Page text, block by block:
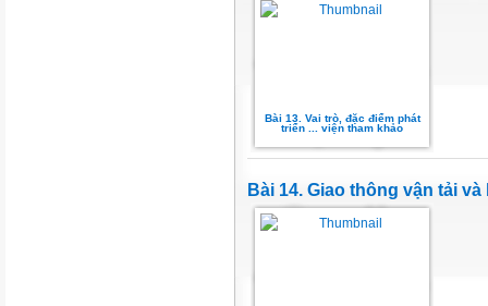
Bài 13. Vai trò, đặc điểm phát
triển ... viện tham khảo
Bài 14. Giao thông vận tải